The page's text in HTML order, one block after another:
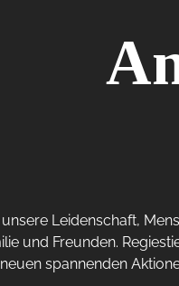
unsere Leidenschaft,
und Freunden.
spannenden